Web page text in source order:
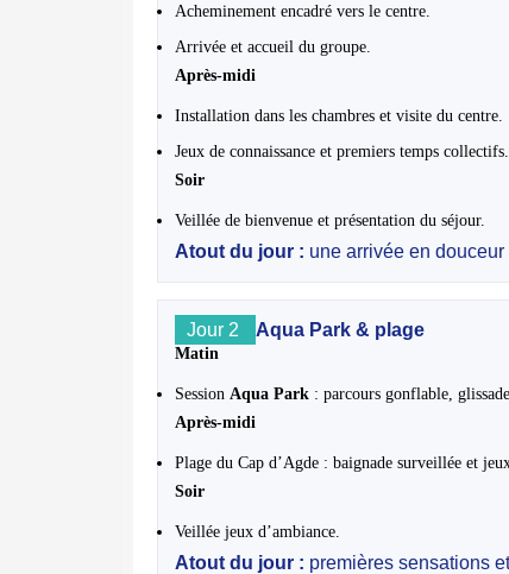
Acheminement encadré vers le centre.
Arrivée et accueil du groupe.
Après-midi
Installation dans les chambres et visite du centre.
Jeux de connaissance et premiers temps collectifs.
Soir
Veillée de bienvenue et présentation du séjour.
Atout du jour : une arrivée en
Jour 2 Aqua Park & plage
Matin
Session Aqua Park : parcours gonflable,
Après-midi
Plage du Cap d’Agde : baignade surveillée et
Soir
Veillée jeux d’ambiance.
Atout du jour : premières sensations